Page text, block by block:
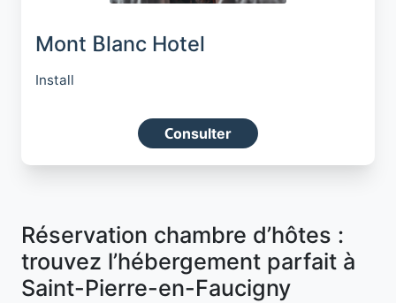
Mont Blanc Hotel
Install
Consulter
Réservation chambre d’hôtes :
trouvez l’hébergement parfait à
Saint-Pierre-en-Faucigny